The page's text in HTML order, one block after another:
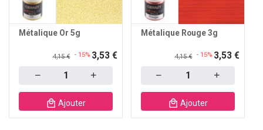
Métalique Or 5g
4,15 € - 15% 3,53 €
Ajouter
Métalique Rouge 3g
4,15 € - 15% 3,53 €
Ajouter